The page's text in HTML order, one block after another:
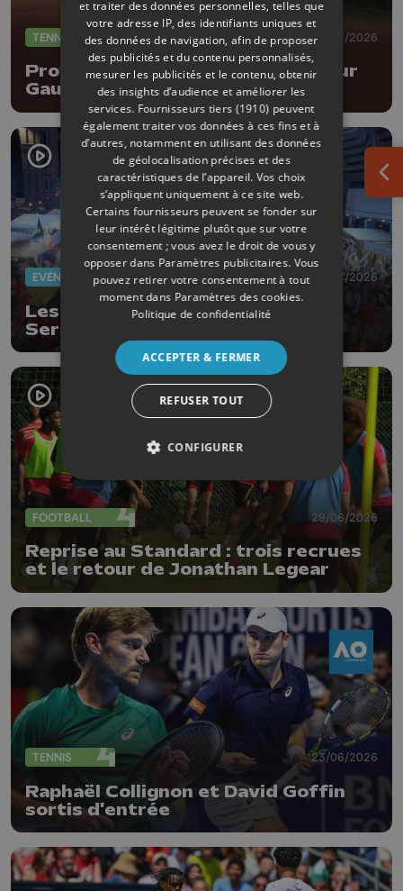
TENNIS 08/07/2026
Province Open : entrée réussi pour
Gauthier Onclin !
EVÈNEMENTS 07/07/2026
Les Diables Rouges font vibrer
Seraing en pleine nuit
FOOTBALL 29/06/2026
Reprise au Standard : trois recrues
et le retour de Jonathan Legear
TENNIS 23/06/2026
Raphaël Collignon et David Goffin
sortis d'entrée
et traiter des données personnelles, telles que
votre adresse IP, des identifiants uniques et
des données de navigation, afin de proposer
des publicités et du contenu personnalisés,
mesurer les publicités et le contenu, obtenir
des insights d’audience et améliorer les
services. Fournisseurs tiers (1910) peuvent
également traiter vos données à ces fins et à
d’autres, notamment en utilisant des données
de géolocalisation précises et des
caractéristiques de l’appareil. Vos choix
s’appliquent uniquement à ce site web.
Certains fournisseurs peuvent se fonder sur
leur intérêt légitime plutôt que sur votre
consentement ; vous avez le droit de vous y
opposer dans Paramètres publicitaires. Vous
pouvez retirer votre consentement à tout
moment dans Paramètres des cookies.
Politique de confidentialité
ACCEPTER & FERMER
REFUSER TOUT
CONFIGURER